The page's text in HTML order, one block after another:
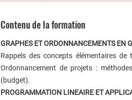
Contenu de la formation
GRAPHES ET ORDONNANCEMENTS EN
Rappels des concepts élémentaires
Ordonnancement de projets :
(budget).
PROGRAMMATION LINEAIRE ET